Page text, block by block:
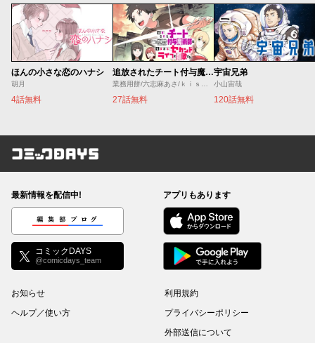
ほんの小さな恋のハナシ
胡月
4話無料
追放されたチート付与魔術師は気ままなセカンドライフを謳歌する。 ～俺は武器だけじゃなく、あらゆるものに『強化ポイント』を付与できるし、俺の意思でいつでも効果を解除できるけど、残った人たち大丈夫？～
27話無料
宇宙兄弟
小山宙哉
120話無料
コミックDAYS
最新情報を配信中!
編集部ブログ
コミックDAYS
@comicdays_team
アプリもあります
お知らせ
ヘルプ／使い方
利用規約
プライバシーポリシー
外部送信について